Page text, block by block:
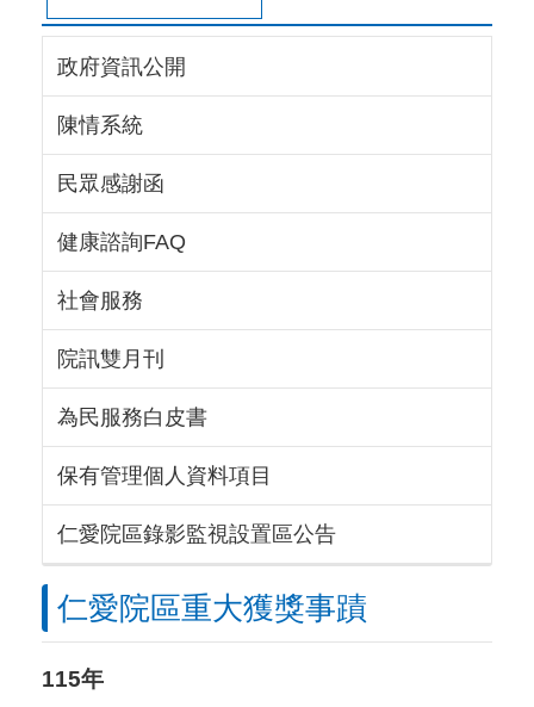
政府資訊公開
陳情系統
民眾感謝函
健康諮詢FAQ
社會服務
院訊雙月刊
為民服務白皮書
保有管理個人資料項目
仁愛院區錄影監視設置區公告
仁愛院區重大獲獎事蹟
115年